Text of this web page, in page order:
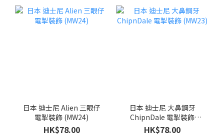
日本 迪士尼 Alien 三眼仔
電掣裝飾 (MW24)
HK$78.00
日本 迪士尼 大鼻鋼牙
ChipnDale 電掣裝飾
(MW23)
HK$78.00